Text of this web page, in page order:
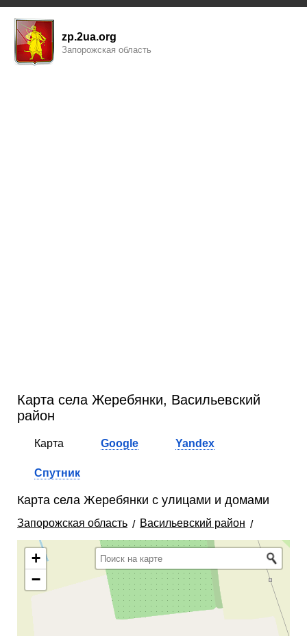
zp.2ua.org
Запорожская область
Карта села Жеребянки, Васильевский
район
Карта Google Yandex
Спутник
Карта села Жеребянки с улицами и домами
Запорожская область Васильевский район
+
−